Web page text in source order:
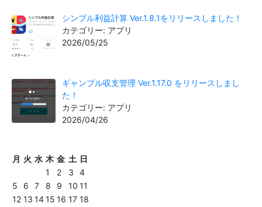
シンプル利益計算 Ver.1.8.1をリリースしました！
カテゴリー: アプリ
2026/05/25
ギャンブル収支管理 Ver.1.17.0 をリリースしまし
た！
カテゴリー: アプリ
2026/04/26
月 火 水 木 金 土 日
1
2 3
4
5
6 7 8 9 10 11
12 13 1415 16 17 18